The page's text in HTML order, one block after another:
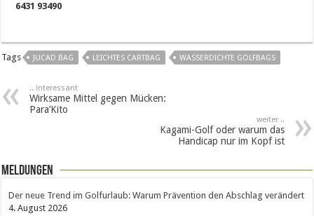
6431 93490
Tags JUCAD BAG LEICHTES CARTBAG WASSERDICHTE GOLFBAGS
.. interessant
Wirksame Mittel gegen Mücken:
Para’Kito
weiter ..
Kagami-Golf oder warum das
Handicap nur im Kopf ist
Meldungen
Der neue Trend im Golfurlaub: Warum Prävention den Abschlag verändert
4. August 2026